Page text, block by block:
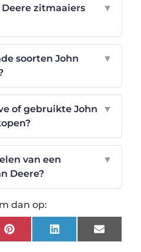
zitmaaiers
▼
soorten John
▼
of gebruikte John
▼
van een
Deere?
▼
dan op:
PinterestLinkedInEmail